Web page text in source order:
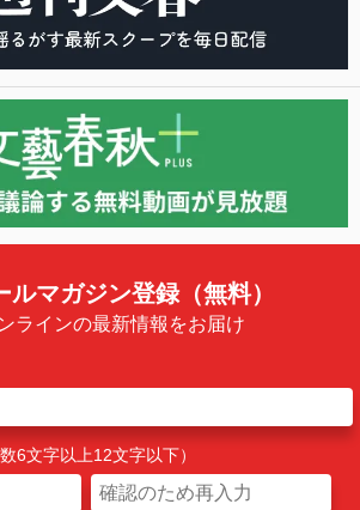
ルマガジン登録（無料）
ラインの最新情報をお届け
6文字以上12文字以下）